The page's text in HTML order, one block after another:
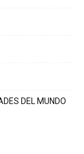
DEL MUNDO